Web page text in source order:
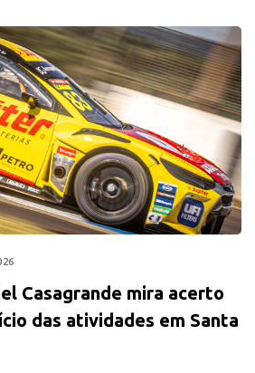
Casagrande mira acerto
das atividades em Santa